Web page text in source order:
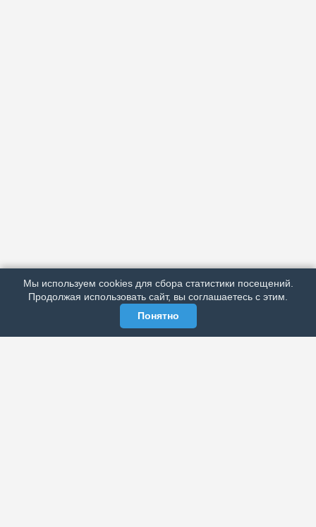
РЕКЛАМА У НАС
МЫ В СОЦСЕТЯХ
Мы используем cookies для сбора статистики посещений.
Продолжая использовать сайт, вы соглашаетесь с этим.
Понятно